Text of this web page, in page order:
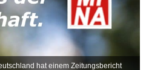
hat einem Zeitungsbericht